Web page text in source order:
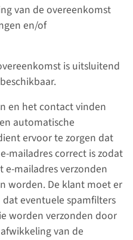
van de overeenkomst
en/of
is uitsluitend
en het contact vinden
automatische
ervoor te zorgen dat
mailadres correct is zodat
mailadres verzonden
worden. De klant moet er
eventuele spamfilters
worden verzonden door
van de